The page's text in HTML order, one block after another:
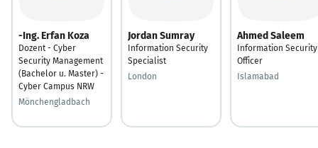
-Ing. Erfan Koza
Dozent - Cyber
Security Management
(Bachelor u. Master) -
Cyber Campus NRW
Mönchengladbach
Jordan Sumray
Information Security
Specialist
London
Ahmed Saleem
Information Security
Officer
Islamabad